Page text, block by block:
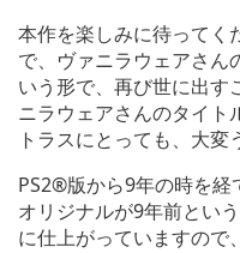
本作を楽しみに待ってく
で、ヴァニラウェアさん
いう形で、再び世に出す
ニラウェアさんのタイト
トラスにとっても、大変
PS2®版から9年の時を経
オリジナルが9年前とい
に仕上がっていますので